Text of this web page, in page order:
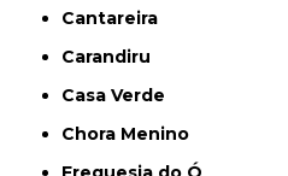
Cantareira
Carandiru
Casa Verde
Chora Menino